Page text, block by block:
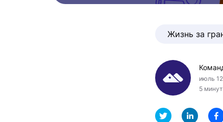
Жизнь за
июль
5 минут